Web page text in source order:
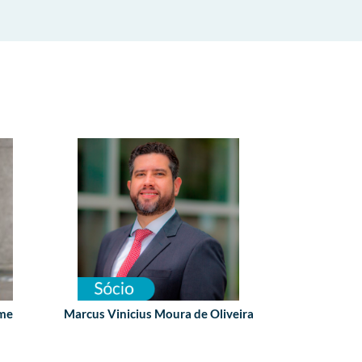
Marcus Vinicius Moura de Oliveira